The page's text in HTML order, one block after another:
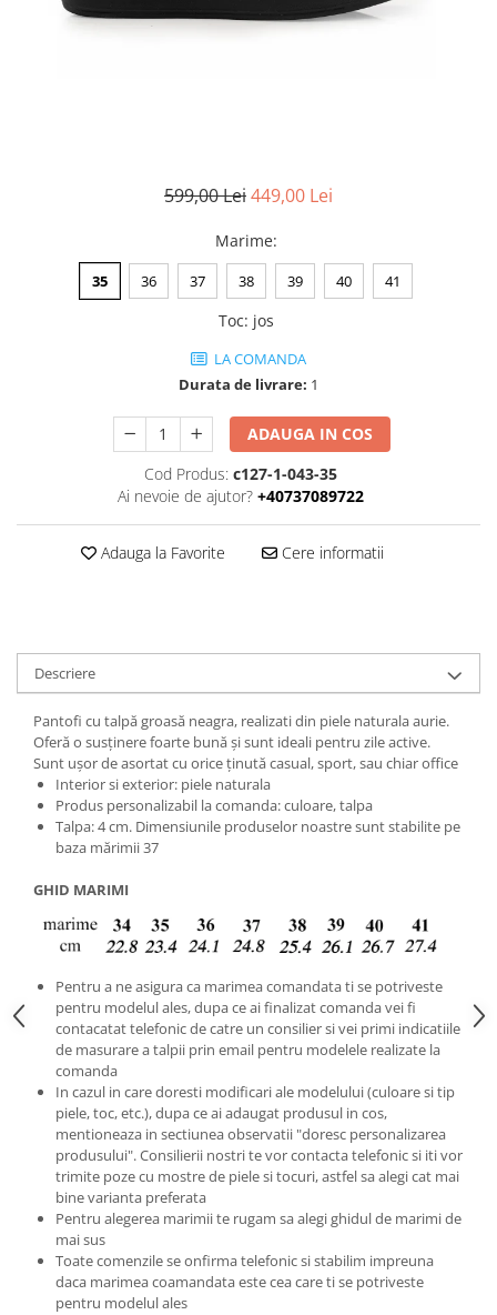
599,00 Lei449,00 Lei
Marime:
35 36 37 38 39 40 41
Toc: jos
LA COMANDA
Durata de livrare: 1
ADAUGA IN COS
Cod Produs: c127-1-043-35
Ai nevoie de ajutor? +40737089722
Adauga la Favorite Cere informatii
Descriere
Pantofi cu talpă groasă neagra, realizati din piele naturala aurie.
Oferă o susținere foarte bună și sunt ideali pentru zile active.
Sunt ușor de asortat cu orice ținută casual, sport, sau chiar office
Interior si exterior: piele naturala
Produs personalizabil la comanda: culoare, talpa
Talpa: 4 cm. Dimensiunile produselor noastre sunt stabilite pe
baza mărimii 37
GHID MARIMI
Pentru a ne asigura ca marimea comandata ti se potriveste
pentru modelul ales, dupa ce ai finalizat comanda vei fi
contacatat telefonic de catre un consilier si vei primi indicatiile
de masurare a talpii prin email pentru modelele realizate la
comanda
In cazul in care doresti modificari ale modelului (culoare si tip
piele, toc, etc.), dupa ce ai adaugat produsul in cos,
mentioneaza in sectiunea observatii "doresc personalizarea
produsului". Consilierii nostri te vor contacta telefonic si iti vor
trimite poze cu mostre de piele si tocuri, astfel sa alegi cat mai
bine varianta preferata
Pentru alegerea marimii te rugam sa alegi ghidul de marimi de
mai sus
Toate comenzile se onfirma telefonic si stabilim impreuna
daca marimea coamandata este cea care ti se potriveste
pentru modelul ales